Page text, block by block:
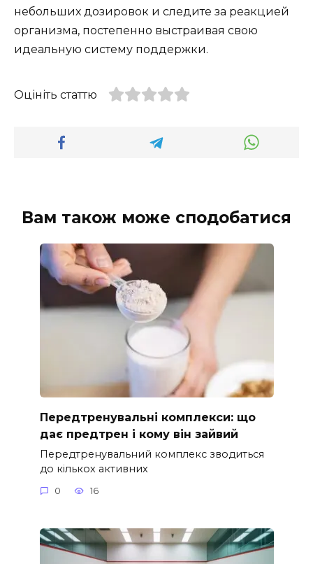
небольших дозировок и следите за реакцией
организма, постепенно выстраивая свою
идеальную систему поддержки.
Оцініть статтю
Вам також може сподобатися
Передтренувальні комплекси: що
дає предтрен і кому він зайвий
Передтренувальний комплекс зводиться
до кількох активних
0 16